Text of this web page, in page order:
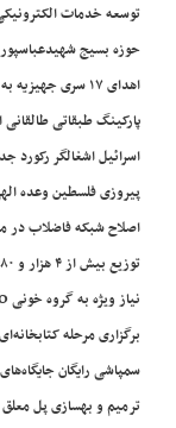
توسعه خدمات
حوزه بسیج
اهدای ۱۷ سری جهیزیه به نوعروسان مددجو رامهرمز
پارکینگ طبقاتی طالقانی
اسرائیل اشغالگر
پیروزی فلسطین وعده
اصلاح شبکه فاضلاب در
توزیع بیش از ۴ هزار و ۴۸۰ تن بذر کشت پاییزه در خوزستان
نیاز ویژه به گروه خونی O منفی در خوزستان
برگزاری مرحله
سمپاشی رایگان
ترمیم و بهسازی پل